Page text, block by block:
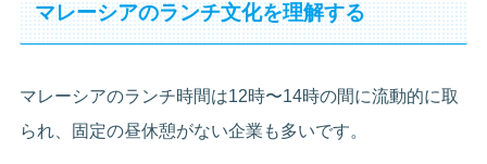
マレーシアのランチ文化を理解する
マレーシアのランチ時間は12時〜14時の間に流動的に取
られ、固定の昼休憩がない企業も多いです。